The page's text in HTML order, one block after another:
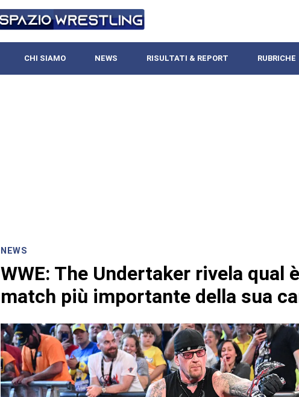
CHI SIAMO NEWS RISULTATI & REPORT RUBRICHE
NEWS
WWE: The Undertaker rivela qual
match più importante della sua